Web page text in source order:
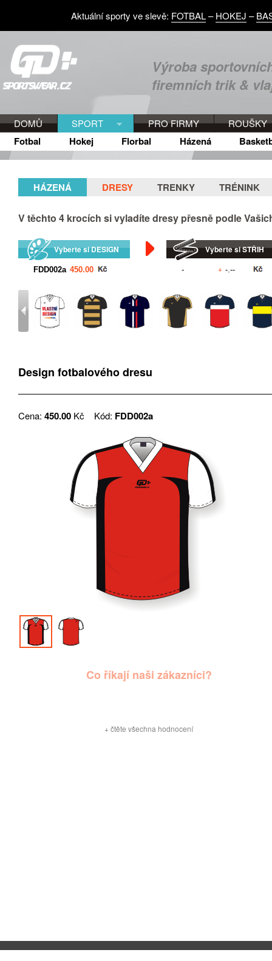
Výroba
firemních trik &
DOMŮ SPORT PRO FIRMY ROUŠKY
Fotbal Hokej Florbal Házená
HÁZENÁ DRESY TRENKY TRÉNINK
V těchto 4 krocích si vyladíte dresy přesně podle
Vyberte si DESIGN Vyberte si STŘIH
+
Co říkají naši zákazníci?
+ čtěte všechna hodnocení
Cena: 450.00 Kč Kód: FDD002a
Design fotbalového dresu
Aktuální sporty ve slevě: FOTBAL–HOKEJ –